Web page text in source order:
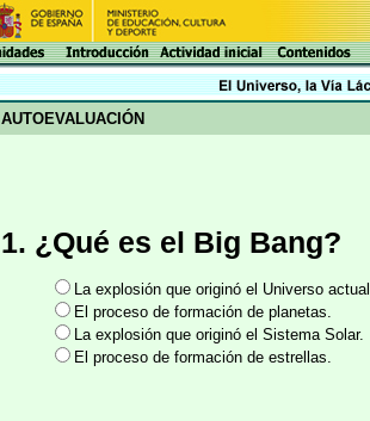
AUTOEVALUACIÓN
1. ¿Qué es el Big Bang?
La explosión que originó el Universo
El proceso de formación de planetas.
La explosión que originó el Sistema Solar.
El proceso de formación de estrellas.